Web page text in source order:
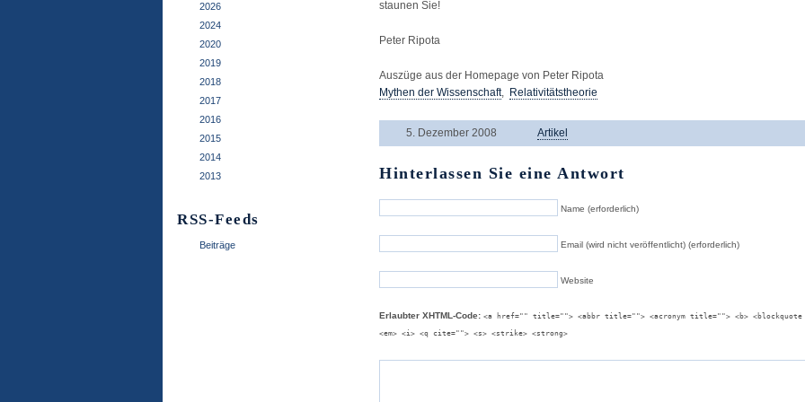
2026
2024
2020
2019
2018
2017
2016
2015
2014
2013
RSS-Feeds
Beiträge
staunen Sie!
Peter Ripota
Auszüge aus der Homepage von Peter Ripota
Mythen der Wissenschaft, Relativitätstheorie
5. Dezember 2008 Artikel
Hinterlassen Sie eine Antwort
Name (erforderlich)
Email (wird nicht veröffentlicht) (erforderlich)
Website
Erlaubter XHTML-Code: <a href="" title=""> <abbr title=""> <acronym title=""> <b> <blockquote
<em> <i> <q cite=""> <s> <strike> <strong>